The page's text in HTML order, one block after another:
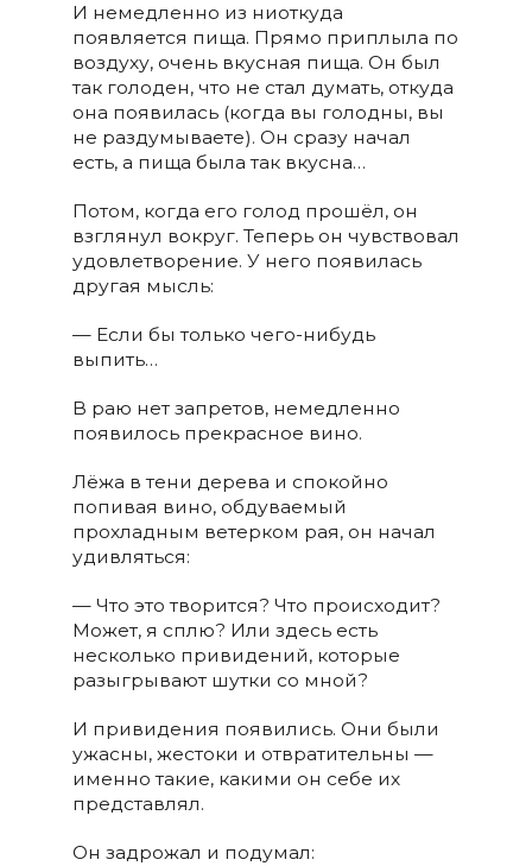
И немедленно из ниоткуда
появляется пища. Прямо приплыла по
воздуху, очень вкусная пища. Он был
так голоден, что не стал думать, откуда
она появилась (когда вы голодны, вы
не раздумываете). Он сразу начал
есть, а пища была так вкусна…
Потом, когда его голод прошёл, он
взглянул вокруг. Теперь он чувствовал
удовлетворение. У него появилась
другая мысль:
— Если бы только чего-нибудь
выпить…
В раю нет запретов, немедленно
появилось прекрасное вино.
Лёжа в тени дерева и спокойно
попивая вино, обдуваемый
прохладным ветерком рая, он начал
удивляться:
— Что это творится? Что происходит?
Может, я сплю? Или здесь есть
несколько привидений, которые
разыгрывают шутки со мной?
И привидения появились. Они были
ужасны, жестоки и отвратительны —
именно такие, какими он себе их
представлял.
Он задрожал и подумал: